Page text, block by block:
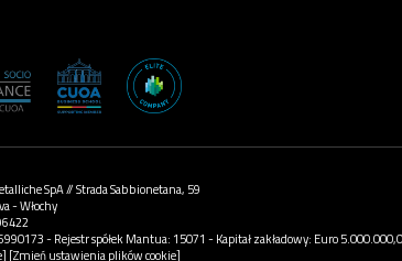
SpA // Strada Sabbionetana, 59
- Włochy
- Rejestr spółek Mantua: 15071 - Kapitał zakładowy: Euro
[Zmień ustawienia plików cookie]